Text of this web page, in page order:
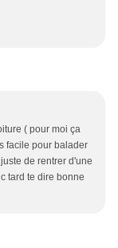
( pour moi ça
facile pour balader
de rentrer d'une
tard te dire bonne